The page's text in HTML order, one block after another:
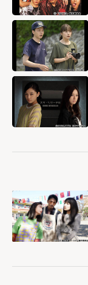
陣内孝則の実話
を基にした青春
映画「ロッカー
ズ
ROCKERS」"
width="304"
height="203"
loading="lazy"
igh">